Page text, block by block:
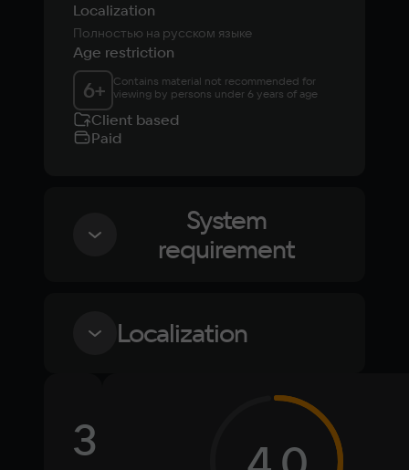
Localization
Полностью на русском языке
Age restriction
6+
Contains material not recommended for
viewing by persons under 6 years of age
Client based
Paid
System
requirement
Minimum
Processor
Intel Core i5-6600K @ 3.50GHz or AMD
Localization
Language
Spanish
French
3